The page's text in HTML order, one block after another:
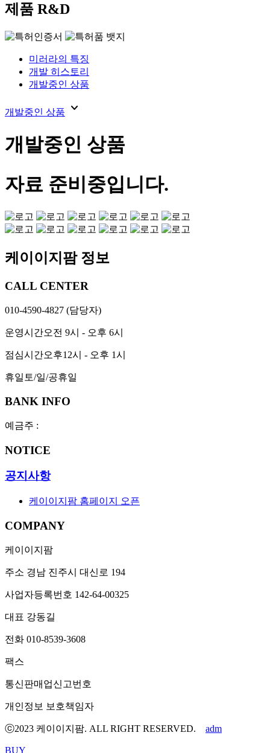
제품 R&D
미러라의 특징
개발 히스토리
개발중인 상품
개발중인 상품 expand_more
개발중인 상품
자료 준비중입니다.
케이이지팜 정보
CALL CENTER
010-4590-4827 (담당자)
운영시간오전 9시 - 오후 6시
점심시간오후12시 - 오후 1시
휴일 토/일/공휴일
BANK INFO
예금주 :
NOTICE
공지사항
케이이지팜 홈페이지 오픈
COMPANY
케이이지팜
주소 경남 진주시 대신로 194
사업자등록번호 142-64-00325
대표 강동길
전화 010-8539-3608
팩스
통신판매업신고번호
개인정보 보호책임자
ⓒ2023 케이이지팜. ALL RIGHT RESERVED. adm
BUY